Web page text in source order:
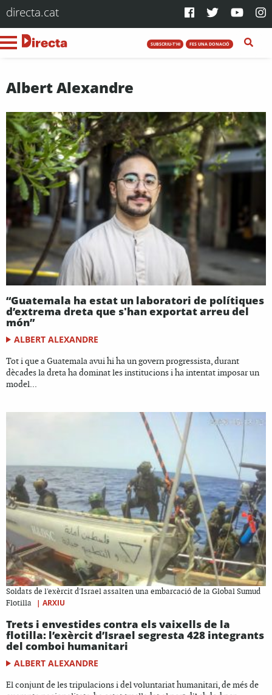
directa.cat
SUBSCRIU-T'HI FES UNA DONACIÓ
Albert Alexandre
“Guatemala ha estat un laboratori de polítiques
d’extrema dreta que s'han exportat arreu del
món”
ALBERT ALEXANDRE
Tot i que a Guatemala avui hi ha un govern progressista, durant
dècades la dreta ha dominat les institucions i ha intentat imposar un
model...
Soldats de l'exèrcit d'Israel assalten una embarcació de la Global Sumud
Flotilla
| ARXIU
Trets i envestides contra els vaixells de la
flotilla: l’exèrcit d’Israel segresta 428 integrants
del comboi humanitari
ALBERT ALEXANDRE
El conjunt de les tripulacions i del voluntariat humanitari, de més de